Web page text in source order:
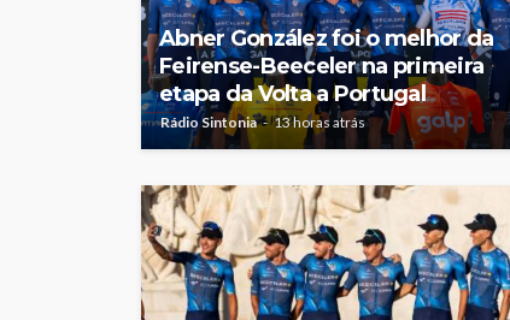
Abner González foi o melhor da
Feirense-Beeceler na primeira
etapa da Volta a Portugal
Rádio Sintonia 13 horas atrás